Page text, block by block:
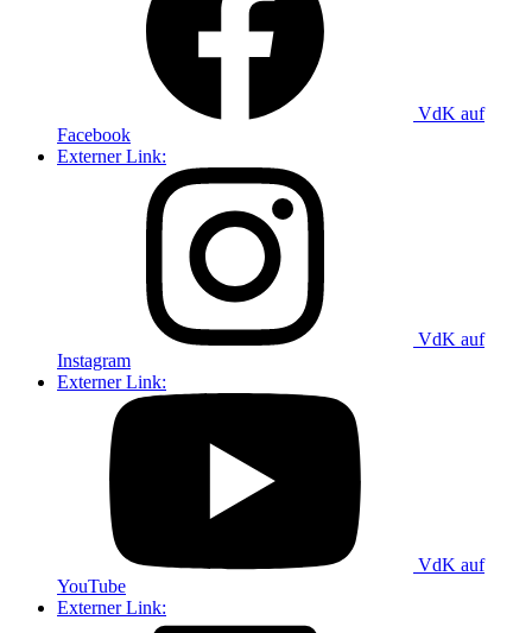
VdK auf
Facebook
Externer Link:
VdK auf
Instagram
Externer Link:
VdK auf
YouTube
Externer Link: